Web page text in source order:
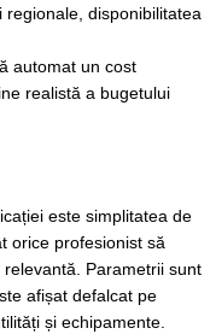
regionale, disponibilitatea
automat un cost
realistă a bugetului
este simplitatea de
orice profesionist să
Parametrii sunt
afișat defalcat pe
și echipamente.